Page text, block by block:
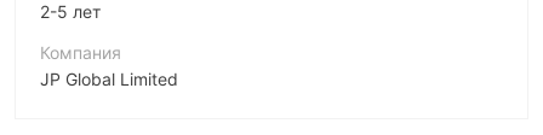
2-5 лет
Компания
JP Global Limited